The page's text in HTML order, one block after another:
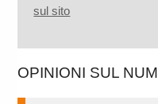
sul sito
OPINIONI SUL